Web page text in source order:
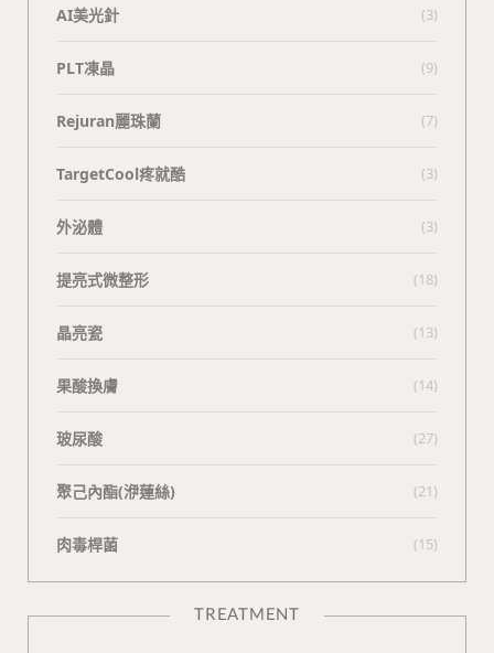
AI美光針 (3)
PLT凍晶 (9)
Rejuran麗珠蘭 (7)
TargetCool疼就酷 (3)
外泌體 (3)
提亮式微整形 (18)
晶亮瓷 (13)
果酸換膚 (14)
玻尿酸 (27)
聚己內酯(洢蓮絲) (21)
肉毒桿菌 (15)
TREATMENT